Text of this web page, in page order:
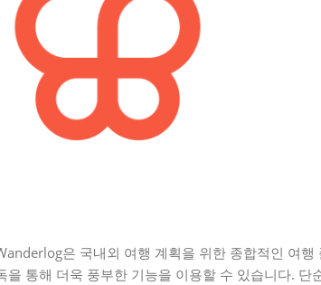
은 국내외 여행 계획을 위한 종합적인 여
을 통해 더욱 풍부한 기능을 이용할 수 있습니다.